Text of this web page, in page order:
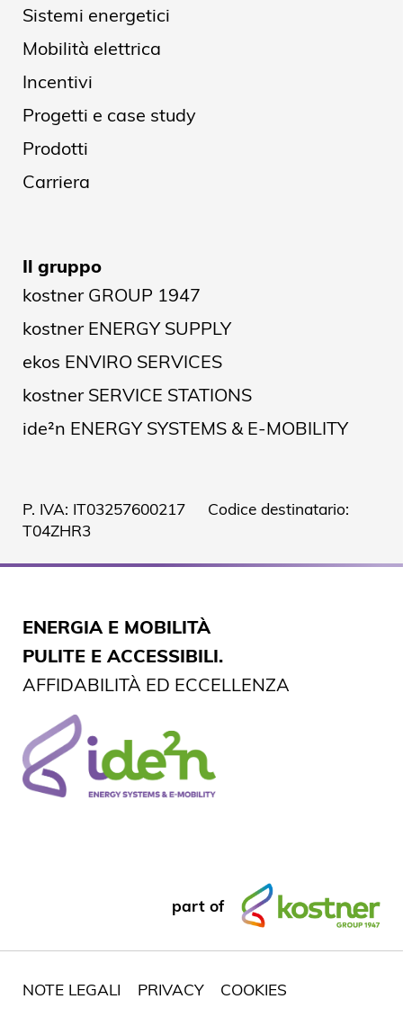
Sistemi energetici
Mobilità elettrica
Incentivi
Progetti e case study
Prodotti
Carriera
Il gruppo
kostner GROUP 1947
kostner ENERGY SUPPLY
ekos ENVIRO SERVICES
kostner SERVICE STATIONS
ide²n ENERGY SYSTEMS & E-MOBILITY
P. IVA: IT03257600217 Codice destinatario:
T04ZHR3
ENERGIA E MOBILITÀ
PULITE E ACCESSIBILI.
AFFIDABILITÀ ED ECCELLENZA
part of
NOTE LEGALI PRIVACY
COOKIES